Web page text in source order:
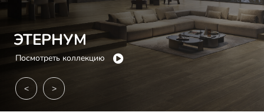
ЭТЕРНУМ
Посмотреть коллекцию
< >